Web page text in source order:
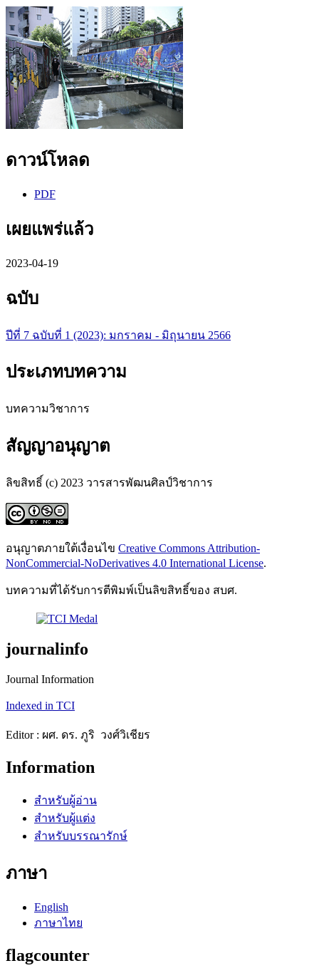
ดาวน์โหลด
PDF
เผยแพร่แล้ว
2023-04-19
ฉบับ
ปีที่ 7 ฉบับที่ 1 (2023): มกราคม - มิถุนายน 2566
ประเภทบทความ
บทความวิชาการ
สัญญาอนุญาต
ลิขสิทธิ์ (c) 2023 วารสารพัฒนศิลป์วิชาการ
อนุญาตภายใต้เงื่อนไข Creative Commons Attribution-
NonCommercial-NoDerivatives 4.0 International License.
บทความที่ได้รับการตีพิมพ์เป็นลิขสิทธิ์ของ สบศ.
journalinfo
Journal Information
Indexed in TCI
Editor : ผศ. ดร. ภูริ วงศ์วิเชียร
Information
สำหรับผู้อ่าน
สำหรับผู้แต่ง
สำหรับบรรณารักษ์
ภาษา
English
ภาษาไทย
flagcounter